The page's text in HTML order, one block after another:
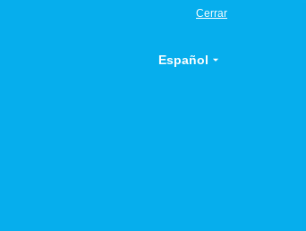
Cerrar
Español